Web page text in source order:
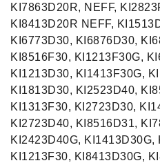
KI7863D20R, NEFF,
KI8413D20R NEFF,
KI6773D30, KI6876D30,
KI8516F30, KI1213F30G,
KI1213D30, KI1413F30G,
KI1813D30, KI2523D40,
KI1313F30, KI2723D30,
KI2723D40, KI8516D31,
KI2423D40G,
KI1213F30, KI8413D30G,